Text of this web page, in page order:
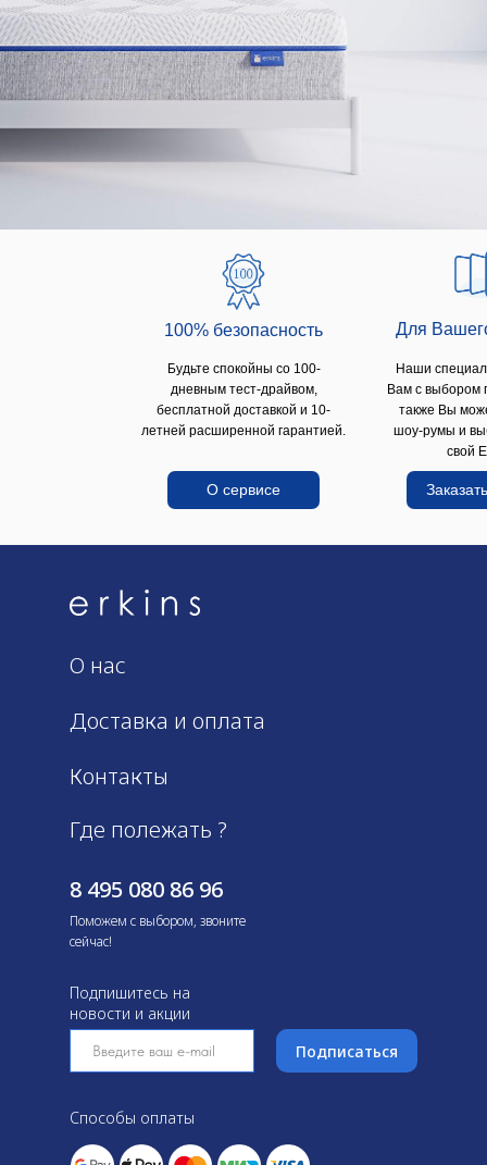
Для
100% безопаcность
Наши
Вам с выбором
также Вы
шоу-румы и
свой
Будьте спокойны со 100-
дневным тест-драйвом,
бесплатной доставкой и 10-
летней расширенной гарантией.
О сервисе
О нас
Контакты
Где полежать ?
8 495 080 86 96
Поможем с выбором, звоните
сейчас!
Способы оплаты
Подпишитесь на
новости и акции
Подписаться
Доставка и оплата